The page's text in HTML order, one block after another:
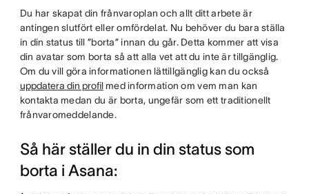
Du har skapat din frånvaroplan och allt ditt arbete är
antingen slutfört eller omfördelat. Nu behöver du bara ställa
in din status till ”borta” innan du går. Detta kommer att visa
din avatar som borta så att alla vet att du inte är tillgänglig.
Om du vill göra informationen lättillgänglig kan du också
uppdatera din profilmed information om vem man kan
kontakta medan du är borta, ungefär som ett traditionellt
frånvaromeddelande.
Så här ställer du in din status som
borta i Asana: